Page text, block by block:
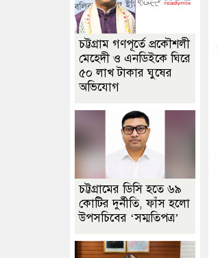
চট্টগ্রাম গণপূর্তে প্রকৌশলী
মেহেদী ও এনডিইকে ঘিরে
৫০ লাখ টাকার ঘুষের
অভিযোগ
চট্টগ্রামের ডিসি হতে ৬৯
কোটির দুর্নীতি, ফাঁস হলো
উপসচিবের ‘সম্মতিপত্র’